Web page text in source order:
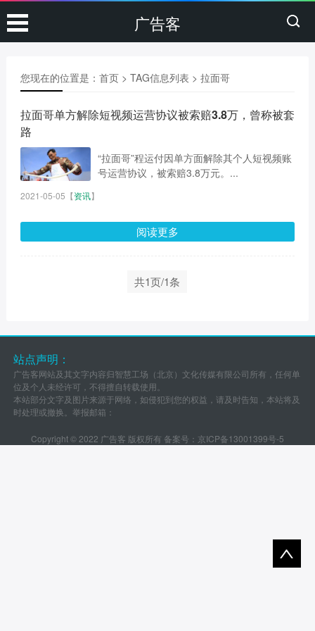
广告客
您现在的位置是： 首页> TAG信息列表 > 拉面哥
拉面哥单方解除短视频运营协议被索赔3.8万，曾称被套
路
“拉面哥”程运付因单方面解除其个人短视频账
号运营协议，被索赔3.8万元。...
2021-05-05 【资讯】
阅读更多
共1页/1条
站点声明：
广告客网站及其文字内容归智慧工场（北京）文化传媒有限公司所有，任何单
位及个人未经许可，不得擅自转载使用。
本站部分文字及图片来源于网络，如侵犯到您的权益，请及时告知，本站将及
时处理或撤换。举报邮箱：
Copyright © 2022 广告客 版权所有 备案号： 京ICP备13001399号-5